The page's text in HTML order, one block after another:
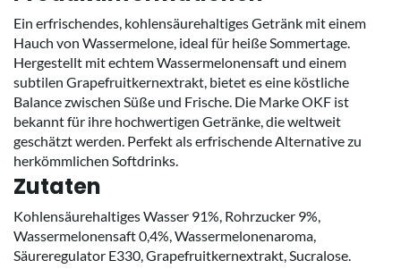
Ein erfrischendes, kohlensäurehaltiges Getränk mit einem
Hauch von Wassermelone, ideal für heiße Sommertage.
Hergestellt mit echtem Wassermelonensaft und einem
subtilen Grapefruitkernextrakt, bietet es eine köstliche
Balance zwischen Süße und Frische. Die Marke OKF ist
bekannt für ihre hochwertigen Getränke, die weltweit
geschätzt werden. Perfekt als erfrischende Alternative zu
herkömmlichen Softdrinks.
Zutaten
Kohlensäurehaltiges Wasser 91%, Rohrzucker 9%,
Wassermelonensaft 0,4%, Wassermelonenaroma,
Säureregulator E330, Grapefruitkernextrakt, Sucralose.